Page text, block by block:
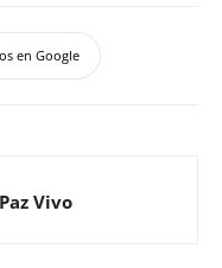
en Google
Vivo